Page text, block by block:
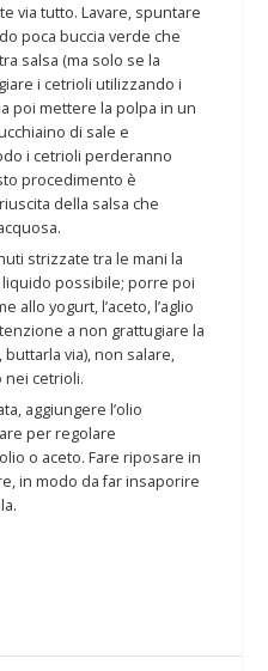
via tutto. Lavare, spuntare
poca buccia verde che
salsa (ma solo se la
i cetrioli utilizzando i
poi mettere la polpa in un
di sale e
i cetrioli perderanno
procedimento è
della salsa che
possibile; porre poi
allo yogurt, l’aceto, l’aglio
a non grattugiare la
buttarla via), non salare,
nei cetrioli.
per regolare
o aceto. Fare riposare in
in modo da far insaporire